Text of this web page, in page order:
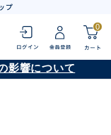
プ
0
影響について